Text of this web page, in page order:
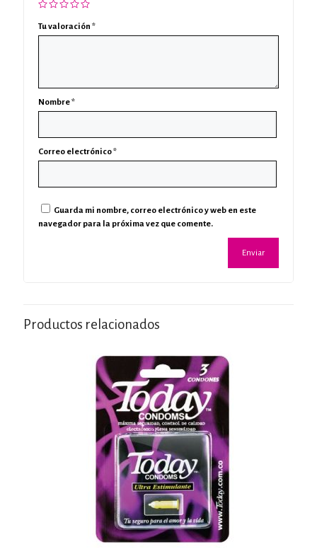
Tu valoración *
Nombre*
Correo electrónico*
Guarda mi nombre, correo electrónico y web en este
navegador para la próxima vez que comente.
Productos relacionados